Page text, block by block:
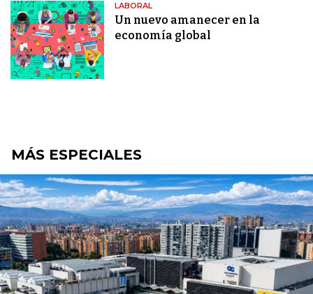
LABORAL
Un nuevo amanecer en la
economía global
MÁS ESPECIALES